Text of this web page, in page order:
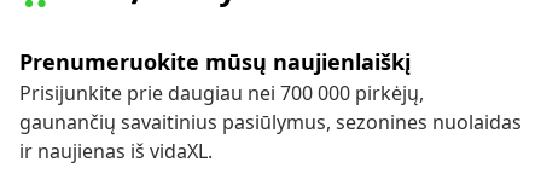
Prenumeruokite mūsų naujienlaiškį
Prisijunkite prie daugiau nei 700 000 pirkėjų,
gaunančių savaitinius pasiūlymus, sezonines nuolaidas
ir naujienas iš vidaXL.